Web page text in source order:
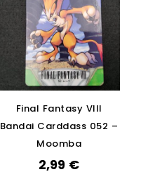
Final Fantasy VIII
Bandai Carddass 052 –
Moomba
2,99 €